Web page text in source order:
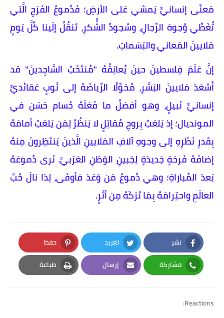
مَعنًى إنسانيٍّ يَمشي عَلى الأرضِ؛ فَدُموعُ الفَرَحِ الَّتي
تُغَطِّي وُجوهَ الرِّجالِ، وسُجودُ الشُّكرِ، تَنقُلُ إلَينا كُلَّ يَومٍ
مَلايينَ المَعاني والبَسَماتِ.
إنَّ عَلَمَ فِلسطينَ حينَ يُعانِقُهُ "مُنتَخَبُ السَّاجِدينَ" قد
أَسْعَدَ مَلايينَ البَشَرِ، مُحَوِّلًا الرِّياضَةَ إلى ثَوبٍ عَقائديٍّ
إنسانيٍّ نَبيلٍ، وهو أفضلُ ما فَعَلَهُ حُسام حَسَن في
المونديال؛ إذ يَلعَبُ بِروحِ مُقاتِلٍ لا يَنظُرُ لِمَن يَلعَبُ أمامَهُ
بِقَدرِ نَظَرِهِ إلى وجوهِ آلافِ المَلايينِ الَّذينَ يَنتَظِرونَ مِنهُ
إضافَةَ فَرحَةٍ جَديدَةٍ لِجَبينِ الوَطَنِ العَرَبيِّ. نَرى دُموعَهُ
بَعدَ المُباراةِ؛ وهي دُموعُ مَن وَعَدَ فأوفَى، لِذا نالَ حُبَّ
العالَمِ واحتِرامَهُ بِمَا تَرَكَهُ مِن أثَرٍ.
نشر
Facebook
تغريد
Twitter
حفظ
Pinterest
مشاركة
Whatsapp
إرسال
Email
طباعة
Print
Reactions: